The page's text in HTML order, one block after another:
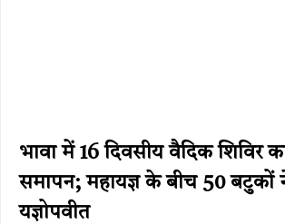
भावा में 16 दिवसीय वैदिक शिविर
समापन; महायज्ञ के बीच 50 बटुकों
यज्ञोपवीत